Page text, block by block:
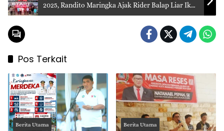
2025, Randito Maringka Ajak Rider Balap Liar Ikut
Jadi Peserta
Pos Terkait
Berita Utama Berita Utama